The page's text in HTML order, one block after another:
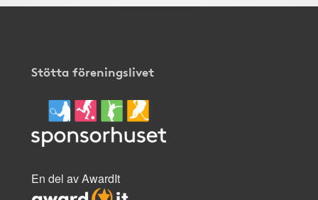
Stötta föreningslivet
En del av AwardIt